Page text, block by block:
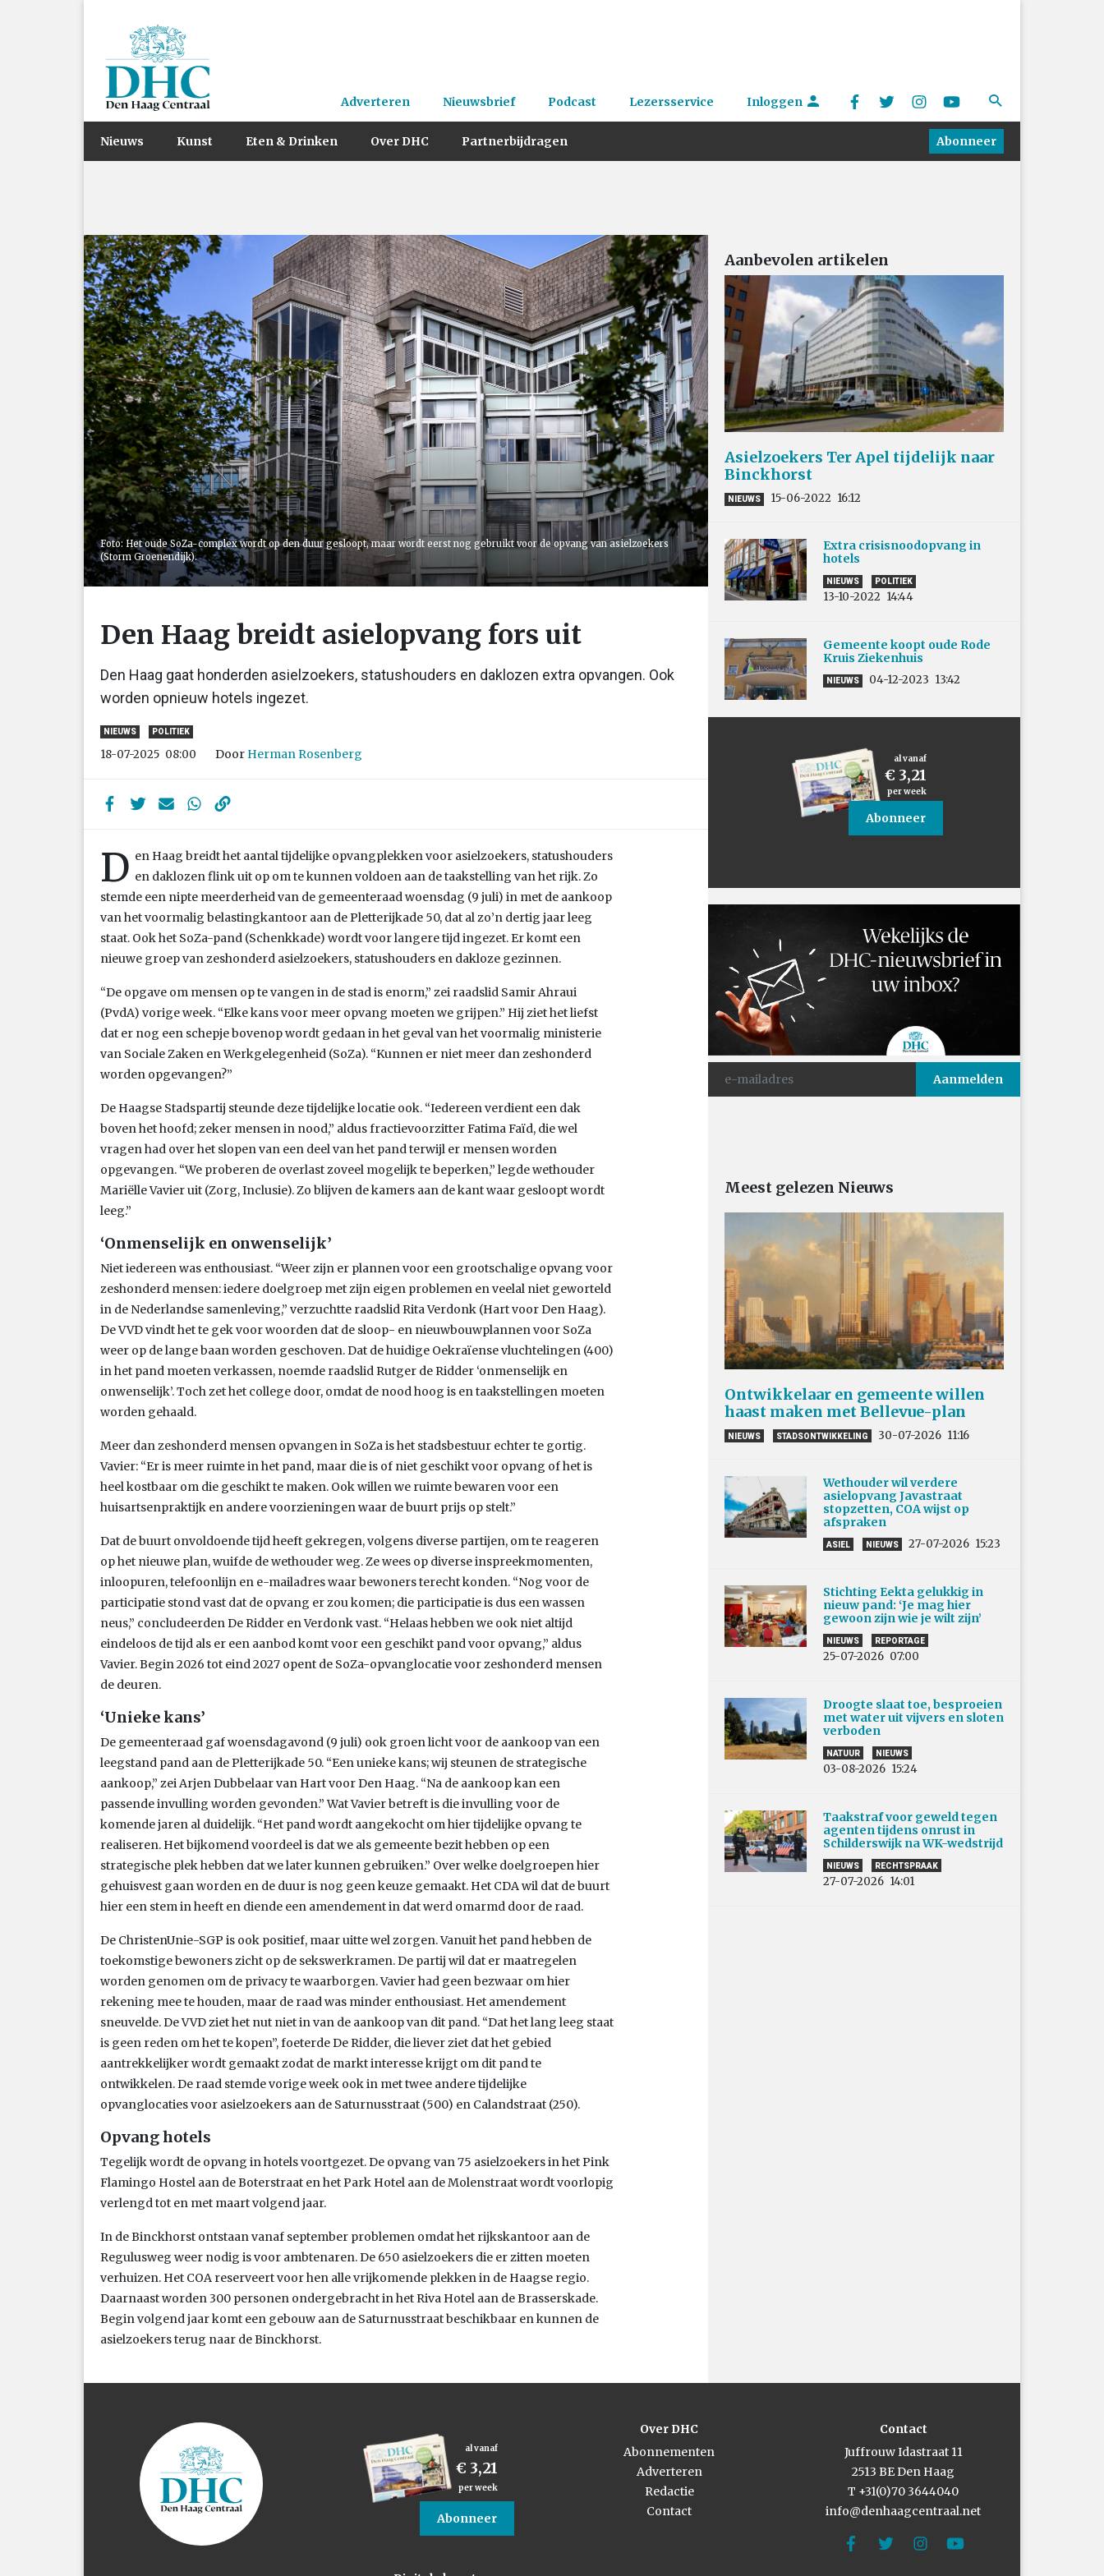
Adverteren Nieuwsbrief Podcast Lezersservice Inloggen
Nieuws Kunst Eten & Drinken Over DHC Partnerbijdragen Abonneer
Foto: Het oude SoZa-complex wordt op den duur gesloopt, maar wordt eerst nog gebruikt voor de opvang van asielzoekers
(Storm Groenendijk).
Den Haag breidt asielopvang fors uit
Den Haag gaat honderden asielzoekers, statushouders en daklozen extra opvangen. Ook
worden opnieuw hotels ingezet.
NIEUWS POLITIEK
18-07-2025 08:00 Door Herman Rosenberg
D en Haag breidt het aantal tijdelijke opvangplekken voor asielzoekers, statushouders
en daklozen flink uit op om te kunnen voldoen aan de taakstelling van het rijk. Zo
stemde een nipte meerderheid van de gemeenteraad woensdag (9 juli) in met de aankoop
van het voormalig belastingkantoor aan de Pletterijkade 50, dat al zo’n dertig jaar leeg
staat. Ook het SoZa-pand (Schenkkade) wordt voor langere tijd ingezet. Er komt een
nieuwe groep van zeshonderd asielzoekers, statushouders en dakloze gezinnen.
“De opgave om mensen op te vangen in de stad is enorm,” zei raadslid Samir Ahraui
(PvdA) vorige week. “Elke kans voor meer opvang moeten we grijpen.” Hij ziet het liefst
dat er nog een schepje bovenop wordt gedaan in het geval van het voormalig ministerie
van Sociale Zaken en Werkgelegenheid (SoZa). “Kunnen er niet meer dan zeshonderd
worden opgevangen?”
De Haagse Stadspartij steunde deze tijdelijke locatie ook. “Iedereen verdient een dak
boven het hoofd; zeker mensen in nood,” aldus fractievoorzitter Fatima Faïd, die wel
vragen had over het slopen van een deel van het pand terwijl er mensen worden
opgevangen. “We proberen de overlast zoveel mogelijk te beperken,” legde wethouder
Mariëlle Vavier uit (Zorg, Inclusie). Zo blijven de kamers aan de kant waar gesloopt wordt
leeg.”
‘Onmenselijk en onwenselijk’
Niet iedereen was enthousiast. “Weer zijn er plannen voor een grootschalige opvang voor
zeshonderd mensen: iedere doelgroep met zijn eigen problemen en veelal niet geworteld
in de Nederlandse samenleving,” verzuchtte raadslid Rita Verdonk (Hart voor Den Haag).
De VVD vindt het te gek voor woorden dat de sloop- en nieuwbouwplannen voor SoZa
weer op de lange baan worden geschoven. Dat de huidige Oekraïense vluchtelingen (400)
in het pand moeten verkassen, noemde raadslid Rutger de Ridder ‘onmenselijk en
onwenselijk’. Toch zet het college door, omdat de nood hoog is en taakstellingen moeten
worden gehaald.
Meer dan zeshonderd mensen opvangen in SoZa is het stadsbestuur echter te gortig.
Vavier: “Er is meer ruimte in het pand, maar die is of niet geschikt voor opvang of het is
heel kostbaar om die geschikt te maken. Ook willen we ruimte bewaren voor een
huisartsenpraktijk en andere voorzieningen waar de buurt prijs op stelt.”
Dat de buurt onvoldoende tijd heeft gekregen, volgens diverse partijen, om te reageren
op het nieuwe plan, wuifde de wethouder weg. Ze wees op diverse inspreekmomenten,
inloopuren, telefoonlijn en e-mailadres waar bewoners terecht konden. “Nog voor de
participatie stond vast dat de opvang er zou komen; die participatie is dus een wassen
neus,” concludeerden De Ridder en Verdonk vast. “Helaas hebben we ook niet altijd
eindeloos de tijd als er een aanbod komt voor een geschikt pand voor opvang,” aldus
Vavier. Begin 2026 tot eind 2027 opent de SoZa-opvanglocatie voor zeshonderd mensen
de deuren.
‘Unieke kans’
De gemeenteraad gaf woensdagavond (9 juli) ook groen licht voor de aankoop van een
leegstand pand aan de Pletterijkade 50. “Een unieke kans; wij steunen de strategische
aankoop,” zei Arjen Dubbelaar van Hart voor Den Haag. “Na de aankoop kan een
passende invulling worden gevonden.” Wat Vavier betreft is die invulling voor de
komende jaren al duidelijk. “Het pand wordt aangekocht om hier tijdelijke opvang te
realiseren. Het bijkomend voordeel is dat we als gemeente bezit hebben op een
strategische plek hebben dat we later kunnen gebruiken.” Over welke doelgroepen hier
gehuisvest gaan worden en de duur is nog geen keuze gemaakt. Het CDA wil dat de buurt
hier een stem in heeft en diende een amendement in dat werd omarmd door de raad.
De ChristenUnie-SGP is ook positief, maar uitte wel zorgen. Vanuit het pand hebben de
toekomstige bewoners zicht op de sekswerkramen. De partij wil dat er maatregelen
worden genomen om de privacy te waarborgen. Vavier had geen bezwaar om hier
rekening mee te houden, maar de raad was minder enthousiast. Het amendement
sneuvelde. De VVD ziet het nut niet in van de aankoop van dit pand. “Dat het lang leeg staat
is geen reden om het te kopen”, foeterde De Ridder, die liever ziet dat het gebied
aantrekkelijker wordt gemaakt zodat de markt interesse krijgt om dit pand te
ontwikkelen. De raad stemde vorige week ook in met twee andere tijdelijke
opvanglocaties voor asielzoekers aan de Saturnusstraat (500) en Calandstraat (250).
Opvang hotels
Tegelijk wordt de opvang in hotels voortgezet. De opvang van 75 asielzoekers in het Pink
Flamingo Hostel aan de Boterstraat en het Park Hotel aan de Molenstraat wordt voorlopig
verlengd tot en met maart volgend jaar.
In de Binckhorst ontstaan vanaf september problemen omdat het rijkskantoor aan de
Regulusweg weer nodig is voor ambtenaren. De 650 asielzoekers die er zitten moeten
verhuizen. Het COA reserveert voor hen alle vrijkomende plekken in de Haagse regio.
Daarnaast worden 300 personen ondergebracht in het Riva Hotel aan de Brasserskade.
Begin volgend jaar komt een gebouw aan de Saturnusstraat beschikbaar en kunnen de
asielzoekers terug naar de Binckhorst.
Aanbevolen artikelen
Asielzoekers Ter Apel tijdelijk naar
Binckhorst
NIEUWS 15-06-2022 16:12
Extra crisisnoodopvang in
hotels
NIEUWS POLITIEK
13-10-2022 14:44
Gemeente koopt oude Rode
Kruis Ziekenhuis
NIEUWS 04-12-2023 13:42
al vanaf
€ 3,21
per week
Abonneer
Meest gelezen Nieuws
Ontwikkelaar en gemeente willen
haast maken met Bellevue-plan
NIEUWS STADSONTWIKKELING 30-07-2026 11:16
Wethouder wil verdere
asielopvang Javastraat
stopzetten, COA wijst op
afspraken
ASIEL NIEUWS 27-07-2026 15:23
Stichting Eekta gelukkig in
nieuw pand: ‘Je mag hier
gewoon zijn wie je wilt zijn’
NIEUWS REPORTAGE
25-07-2026 07:00
Droogte slaat toe, besproeien
met water uit vijvers en sloten
verboden
NATUUR NIEUWS
03-08-2026 15:24
Taakstraf voor geweld tegen
agenten tijdens onrust in
Schilderswijk na WK-wedstrijd
NIEUWS RECHTSPRAAK
27-07-2026 14:01
al vanaf
€ 3,21
per week
Abonneer
Over DHC
Abonnementen
Adverteren
Redactie
Contact
Contact
Juffrouw Idastraat 11
2513 BE Den Haag
T +31(0)70 3644040
info@denhaagcentraal.net